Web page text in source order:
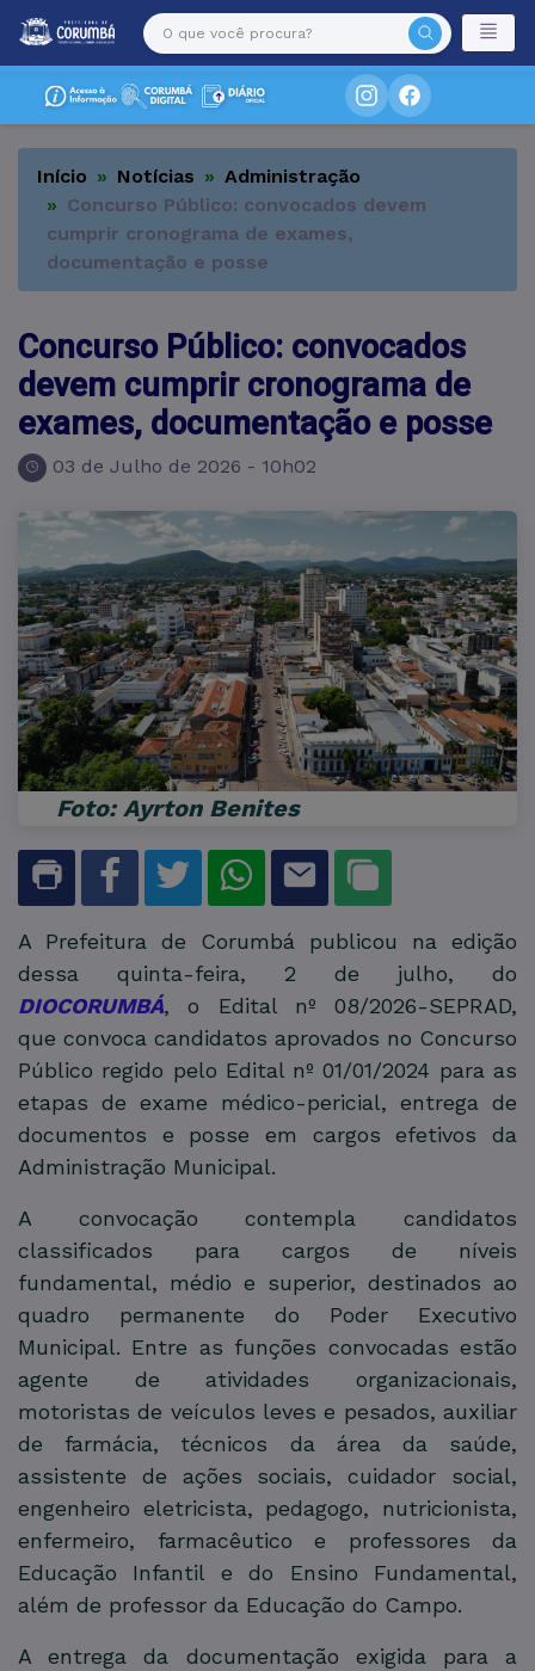
Início Notícias
Administração
Concurso Público: convocados devem
cumprir cronograma de exames,
documentação e posse
Concurso Público: convocados
devem cumprir cronograma de
exames, documentação e posse
03 de Julho de 2026 - 10h02
Foto: Ayrton Benites
A Prefeitura de Corumbá publicou na edição
dessa quinta-feira, 2 de julho, do
DIOCORUMBÁ, o Edital nº 08/2026-SEPRAD,
que convoca candidatos aprovados no Concurso
Público regido pelo Edital nº 01/01/2024 para as
etapas de exame médico-pericial, entrega de
documentos e posse em cargos efetivos da
Administração Municipal.
A convocação contempla candidatos
classificados para cargos de níveis
fundamental, médio e superior, destinados ao
quadro permanente do Poder Executivo
Municipal. Entre as funções convocadas estão
agente de atividades organizacionais,
motoristas de veículos leves e pesados, auxiliar
de farmácia, técnicos da área da saúde,
assistente de ações sociais, cuidador social,
engenheiro eletricista, pedagogo, nutricionista,
enfermeiro, farmacêutico e professores da
Educação Infantil e do Ensino Fundamental,
além de professor da Educação do Campo.
A entrega da documentação exigida para a